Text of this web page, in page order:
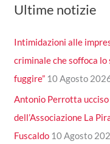
Ultime notizie
Intimidazioni alle
criminale che soffoca
fuggire” 10 Agosto
Antonio Perrotta ucciso
dell’Associazione La
Fuscaldo 10 Agosto